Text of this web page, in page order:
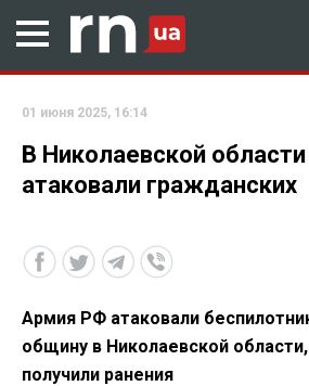
01 июня 2025, 16:14
В Николаевской
атаковали гражданских
Армия РФ атаковали
общину в Николаевской
получили ранения